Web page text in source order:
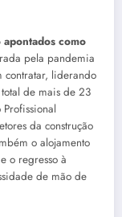
como
pela pandemia
contratar, liderando
de mais de 23
da construção
o alojamento
o regresso à
de mão de